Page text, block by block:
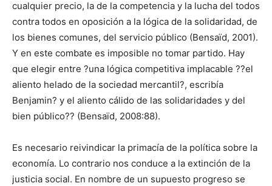
cualquier precio, la de la competencia y la lucha del todos
contra todos en oposición a la lógica de la solidaridad, de
los bienes comunes, del servicio público (Bensaïd, 2001).
Y en este combate es imposible no tomar partido. Hay
que elegir entre ?una lógica competitiva implacable ??el
aliento helado de la sociedad mercantil?, escribía
Benjamin? y el aliento cálido de las solidaridades y del
bien público?? (Bensaïd, 2008:88).
Es necesario reivindicar la primacía de la política sobre la
economía. Lo contrario nos conduce a la extinción de la
justicia social. En nombre de un supuesto progreso se